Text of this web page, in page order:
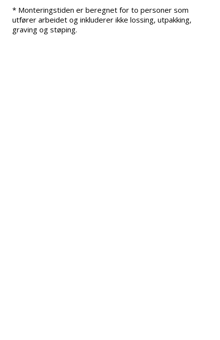
* Monteringstiden er beregnet for to personer som
utfører arbeidet og inkluderer ikke lossing, utpakking,
graving og støping.